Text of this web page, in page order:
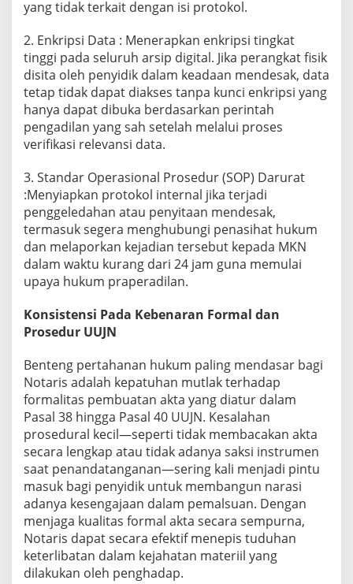
yang tidak terkait dengan isi protokol.
2. Enkripsi Data : Menerapkan enkripsi tingkat
tinggi pada seluruh arsip digital. Jika perangkat fisik
disita oleh penyidik dalam keadaan mendesak, data
tetap tidak dapat diakses tanpa kunci enkripsi yang
hanya dapat dibuka berdasarkan perintah
pengadilan yang sah setelah melalui proses
verifikasi relevansi data.
3. Standar Operasional Prosedur (SOP) Darurat
:Menyiapkan protokol internal jika terjadi
penggeledahan atau penyitaan mendesak,
termasuk segera menghubungi penasihat hukum
dan melaporkan kejadian tersebut kepada MKN
dalam waktu kurang dari 24 jam guna memulai
upaya hukum praperadilan.
Konsistensi Pada Kebenaran Formal dan
Prosedur UUJN
Benteng pertahanan hukum paling mendasar bagi
Notaris adalah kepatuhan mutlak terhadap
formalitas pembuatan akta yang diatur dalam
Pasal 38 hingga Pasal 40 UUJN. Kesalahan
prosedural kecil—seperti tidak membacakan akta
secara lengkap atau tidak adanya saksi instrumen
saat penandatanganan—sering kali menjadi pintu
masuk bagi penyidik untuk membangun narasi
adanya kesengajaan dalam pemalsuan. Dengan
menjaga kualitas formal akta secara sempurna,
Notaris dapat secara efektif menepis tuduhan
keterlibatan dalam kejahatan materiil yang
dilakukan oleh penghadap.